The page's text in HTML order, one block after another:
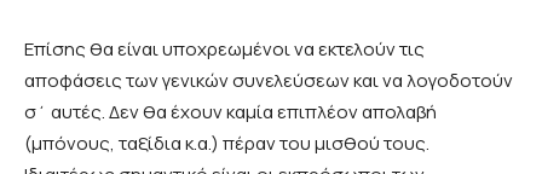
Επίσης θα είναι υποχρεωμένοι να εκτελούν τις
αποφάσεις των γενικών συνελεύσεων και να λογοδοτούν
σ΄ αυτές. Δεν θα έχουν καμία επιπλέον απολαβή
(μπόνους, ταξίδια κ.α.) πέραν του μισθού τους.